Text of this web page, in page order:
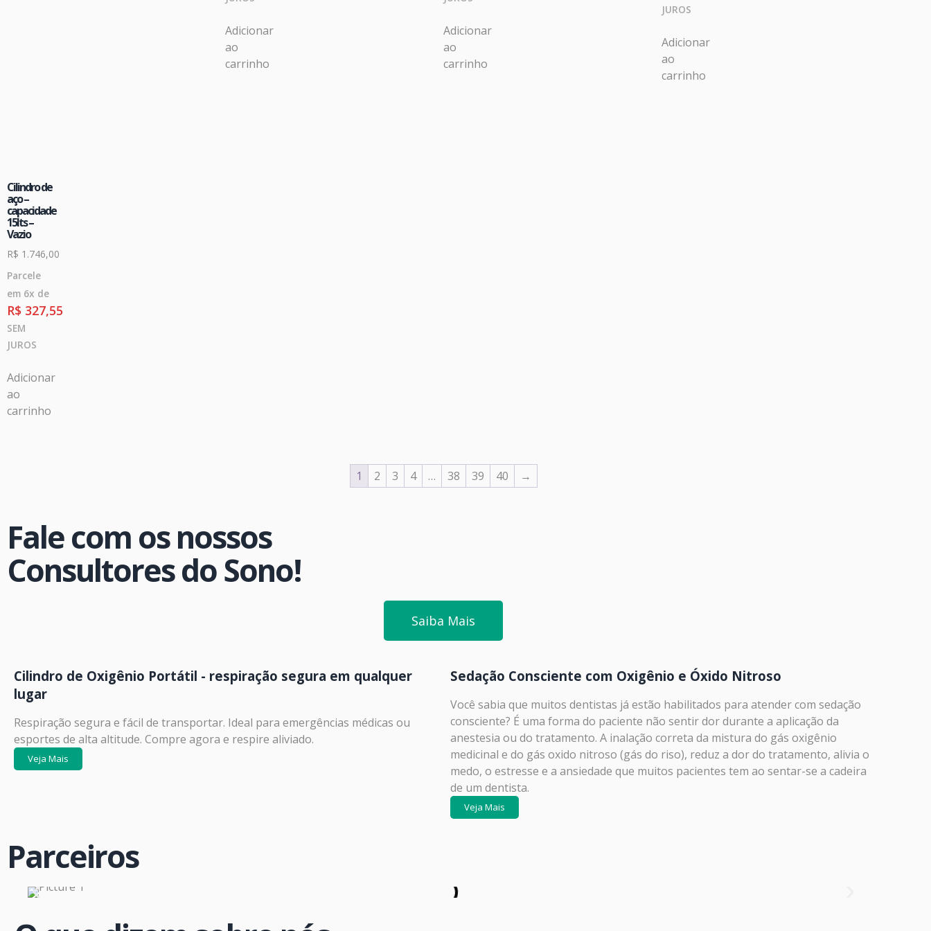
Adicionar
ao
carrinho
Adicionar
ao
carrinho
JUROS
Adicionar
ao
carrinho
Cilindro de
aço –
capacidade
15lts –
Vazio
R$ 1.746,00
Parcele
em 6x de
R$ 327,55
SEM
JUROS
Adicionar
ao
carrinho
1 2 3 4 … 38 39 40 →
Fale com os nossos
Consultores do Sono!
Saiba Mais
Cilindro de Oxigênio Portátil - respiração segura em qualquer
lugar
Respiração segura e fácil de transportar. Ideal para emergências médicas ou
esportes de alta altitude. Compre agora e respire aliviado.
Veja Mais
Sedação Consciente com Oxigênio e Óxido Nitroso
Você sabia que muitos dentistas já estão habilitados para atender com sedação
consciente? É uma forma do paciente não sentir dor durante a aplicação da
anestesia ou do tratamento. A inalação correta da mistura do gás oxigênio
medicinal e do gás oxido nitroso (gás do riso), reduz a dor do tratamento, alivia o
medo, o estresse e a ansiedade que muitos pacientes tem ao sentar-se a cadeira
de um dentista.
Veja Mais
Parceiros